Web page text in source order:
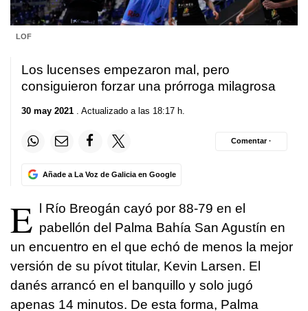
LOF
Los lucenses empezaron mal, pero
consiguieron forzar una prórroga milagrosa
30 may 2021 . Actualizado a las 18:17 h.
Añade a La Voz de Galicia en Google
Comentar ·
E l Río Breogán cayó por 88-79 en el
pabellón del Palma Bahía San Agustín en
un encuentro en el que echó de menos la mejor
versión de su pívot titular, Kevin Larsen. El
danés arrancó en el banquillo y solo jugó
apenas 14 minutos. De esta forma, Palma